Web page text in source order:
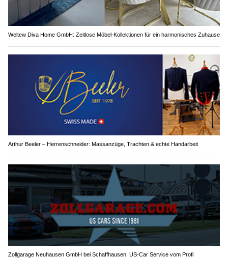
Weltew Diva Home GmbH: Zeitlose Möbel-Kollektionen für ein harmonisches Zuhause
Arthur Beeler – Herrenschneider: Massanzüge, Trachten & echte Handarbeit
Zollgarage Neuhausen GmbH bei Schaffhausen: US-Car Service vom Profi